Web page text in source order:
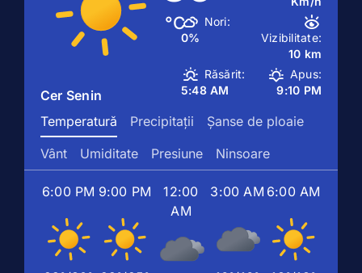
°C
Cer Senin
Nori:
0%
Vizibilitate:
10 km
Răsărit:
5:48 AM
Apus:
9:10 PM
Temperatură Precipitații
Șanse de ploaie
Vânt
Umiditate Presiune Ninsoare
6:00 PM 9:00 PM
12:00
AM
3:00 AM 6:00 AM